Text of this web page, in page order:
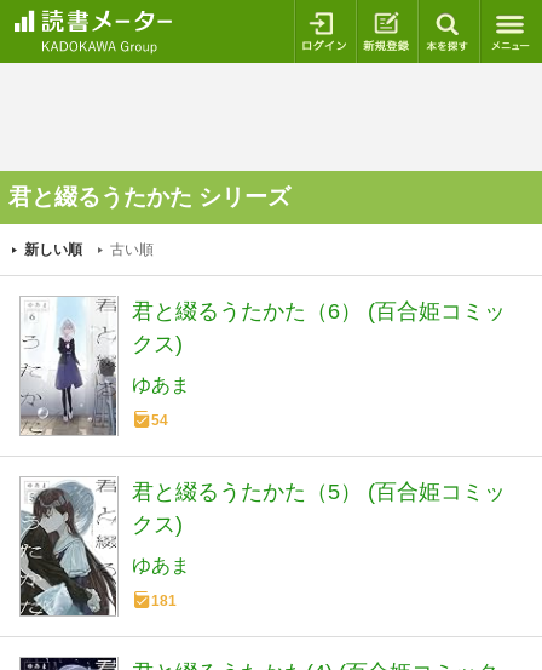
ログイン 新規登録
君と綴るうたかた シリーズ
新しい順 古い順
君と綴るうたかた（6） (百合姫コミッ
クス)
ゆあま
54
君と綴るうたかた（5） (百合姫コミッ
クス)
ゆあま
181